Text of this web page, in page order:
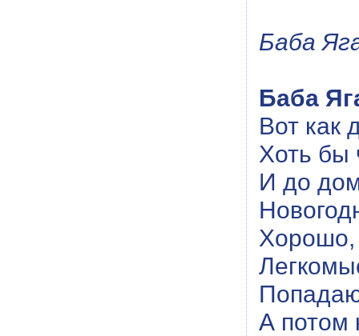
Баба
Баба
Вот как
Хоть бы
И до
Хорошо,
А потом